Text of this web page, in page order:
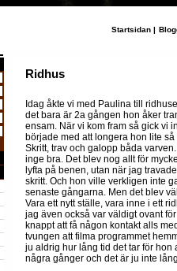
Startsidan |
Ridhus
Idag åkte vi med Paulina till
det bara är 2a gången hon åker
ensam. När vi kom fram så gick vi
började med att longera hon lite
Skritt, trav och galopp båda
inge bra. Det blev nog allt för
lyfta på benen, utan när jag
skritt. Och hon ville verkligen inte
senaste gångarna. Men det blev
Vara ett nytt ställe, vara inne i ett
jag även också var väldigt ovant
knappt att få någon kontakt alls
tvungen att filma programmet
ju aldrig hur lång tid det tar för hon
några gånger och det är ju inte